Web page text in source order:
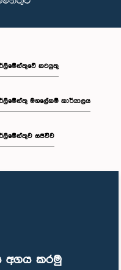
අගය කරමු
කටයුතු
මහලේකම් කාර්යාලය
සජීවීව